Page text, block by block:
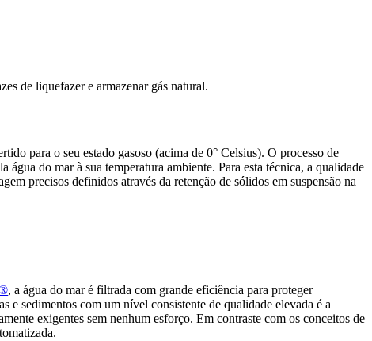
de liquefazer e armazenar gás natural.
para o seu estado gasoso (acima de 0° Celsius). O processo de
do mar à sua temperatura ambiente. Para esta técnica, a qualidade
precisos definidos através da retenção de sólidos em suspensão na
, a água do mar é filtrada com grande eficiência para proteger
e sedimentos com um nível consistente de qualidade elevada é a
exigentes sem nenhum esforço. Em contraste com os conceitos de